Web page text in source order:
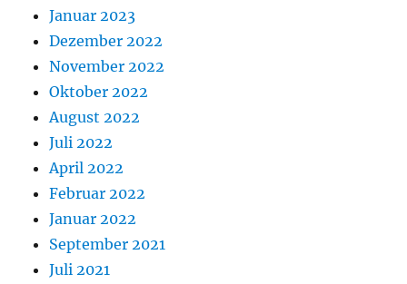
Januar 2023
Dezember 2022
November 2022
Oktober 2022
August 2022
Juli 2022
April 2022
Februar 2022
Januar 2022
September 2021
Juli 2021